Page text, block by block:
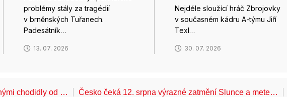
problémy stály za tragédií
v brněnských Tuřanech.
Padesátník…
13. 07. 2026
Nejdéle sloužící hráč Zbrojovky
v současném kádru A-týmu Jiří
Texl…
30. 07. 2026
chodidly od … Česko čeká 12. srpna výrazné zatmění Slunce a mete…